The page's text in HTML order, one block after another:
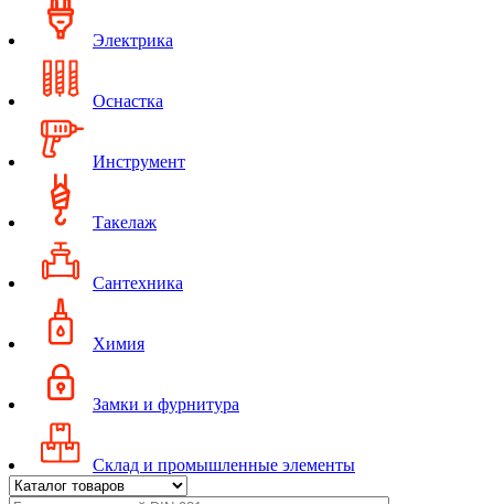
Электрика
Оснастка
Инструмент
Такелаж
Сантехника
Химия
Замки и фурнитура
Склад и промышленные элементы